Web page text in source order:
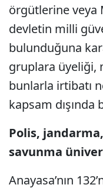
örgütlerine veya
devletin milli
bulunduğuna
gruplara üyeliği,
bunlarla irtibatı
kapsam dışında
Polis,
savunma
Anayasa’nın